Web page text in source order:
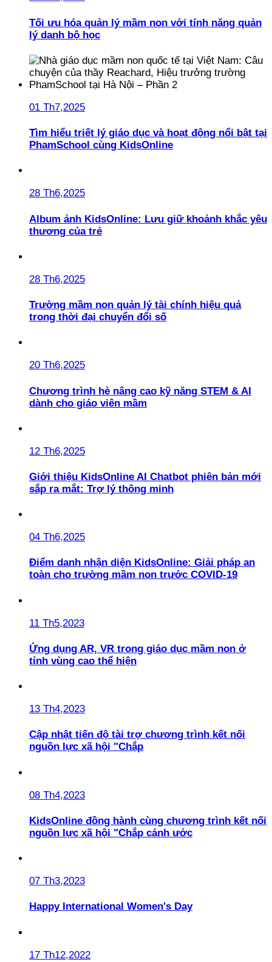
Tối ưu hóa quản lý mầm non với tính năng quản
lý danh bộ học
01 Th7,2025
Tìm hiểu triết lý giáo dục và hoạt động nổi bật tại
PhamSchool cùng KidsOnline
28 Th6,2025
Album ảnh KidsOnline: Lưu giữ khoảnh khắc yêu
thương của trẻ
28 Th6,2025
Trường mầm non quản lý tài chính hiệu quả
trong thời đại chuyển đổi số
20 Th6,2025
Chương trình hè nâng cao kỹ năng STEM & AI
dành cho giáo viên mầm
12 Th6,2025
Giới thiệu KidsOnline AI Chatbot phiên bản mới
sắp ra mắt: Trợ lý thông minh
04 Th6,2025
Điểm danh nhận diện KidsOnline: Giải pháp an
toàn cho trường mầm non trước COVID-19
11 Th5,2023
Ứng dụng AR, VR trong giáo dục mầm non ở
tỉnh vùng cao thể hiện
13 Th4,2023
Cập nhật tiến độ tài trợ chương trình kết nối
nguồn lực xã hội "Chắp
08 Th4,2023
KidsOnline đồng hành cùng chương trình kết nối
nguồn lực xã hội "Chắp cánh ước
07 Th3,2023
Happy International Women's Day
17 Th12,2022